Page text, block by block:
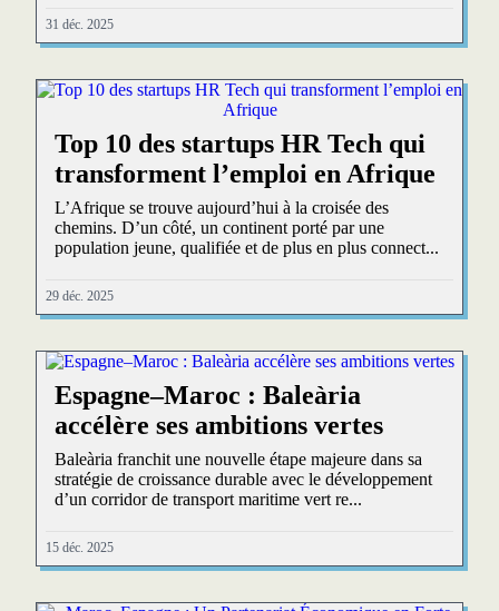
31 déc. 2025
Top 10 des startups HR Tech qui
transforment l’emploi en Afrique
L’Afrique se trouve aujourd’hui à la croisée des
chemins. D’un côté, un continent porté par une
population jeune, qualifiée et de plus en plus connect...
29 déc. 2025
Espagne–Maroc : Baleària
accélère ses ambitions vertes
Baleària franchit une nouvelle étape majeure dans sa
stratégie de croissance durable avec le développement
d’un corridor de transport maritime vert re...
15 déc. 2025